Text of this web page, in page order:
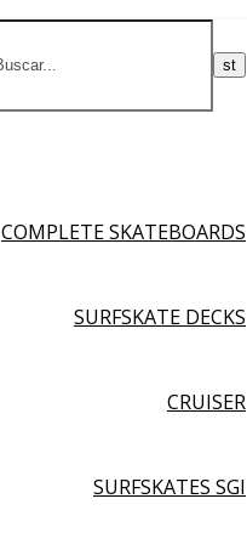
COMPLETE SKATEBOARDS
SURFSKATE DECKS
CRUISER
SURFSKATES SGI